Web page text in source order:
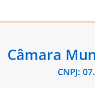
Câmara
CNPJ: